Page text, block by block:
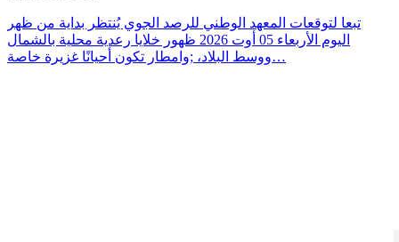
تبعا لتوقعات المعهد الوطني للرصد الجوي يُنتظر بداية من ظهر
اليوم الأربعاء 05 أوت 2026 ظهور خلايا رعدية محلية بالشمال
ووسط البلاد، ;وامطار تكون أحيانًا غزيرة خاصة…